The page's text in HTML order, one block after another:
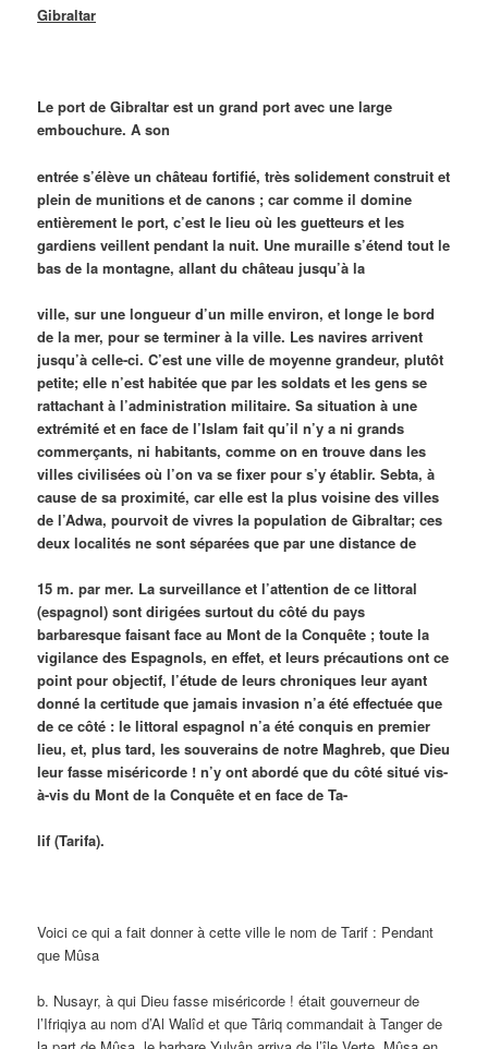
Gibraltar
Le port de Gibraltar est un grand port avec une large
embouchure. A son
entrée s’élève un château fortifié, très solidement construit et
plein de munitions et de canons ; car comme il domine
entièrement le port, c’est le lieu où les guetteurs et les
gardiens veillent pendant la nuit. Une muraille s’étend tout le
bas de la montagne, allant du château jusqu’à la
ville, sur une longueur d’un mille environ, et longe le bord
de la mer, pour se terminer à la ville. Les navires arrivent
jusqu’à celle-ci. C’est une ville de moyenne grandeur, plutôt
petite; elle n’est habitée que par les soldats et les gens se
rattachant à l’administration militaire. Sa situation à une
extrémité et en face de l’Islam fait qu’il n’y a ni grands
commerçants, ni habitants, comme on en trouve dans les
villes civilisées où l’on va se fixer pour s’y établir. Sebta, à
cause de sa proximité, car elle est la plus voisine des villes
de l’Adwa, pourvoit de vivres la population de Gibraltar; ces
deux localités ne sont séparées que par une distance de
15 m. par mer. La surveillance et l’attention de ce littoral
(espagnol) sont dirigées surtout du côté du pays
barbaresque faisant face au Mont de la Conquête ; toute la
vigilance des Espagnols, en effet, et leurs précautions ont ce
point pour objectif, l’étude de leurs chroniques leur ayant
donné la certitude que jamais invasion n’a été effectuée que
de ce côté : le littoral espagnol n’a été conquis en premier
lieu, et, plus tard, les souverains de notre Maghreb, que Dieu
leur fasse miséricorde ! n’y ont abordé que du côté situé vis-
à-vis du Mont de la Conquête et en face de Ta-
lif (Tarifa).
Voici ce qui a fait donner à cette ville le nom de Tarif : Pendant
que Mûsa
b. Nusayr, à qui Dieu fasse miséricorde ! était gouverneur de
l’Ifriqiya au nom d’Al Walîd et que Târiq commandait à Tanger de